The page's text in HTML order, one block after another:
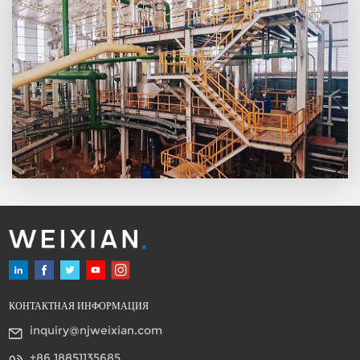
время старения можно
контролировать, что делает
его наиболее близким к
теоретическому пределу
скорости конверсии при
старении и снижает
содержание свободного масла
и содержание сульфатной
кислоты до минимум, в то
время как соответственно
активного вещества близко
жидкости в сосуде. Обычно
время старения
устанавливается равным 30
минутам; когда требуется
более высокий процент
активного вещества,
например, 97,5% - 98%
LABSA, время старения
может быть установлено на
45 - 60 минут. Помимо
энергопотребление и
КОНТАКТНАЯ ИНФОРМАЦИЯ
inquiry@njweixian.com